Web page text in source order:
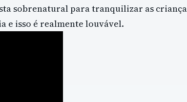
sobrenatural para tranquilizar as
e isso é realmente louvável.